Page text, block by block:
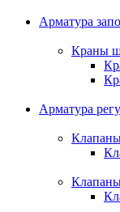
Арматура
Краны
Арматура